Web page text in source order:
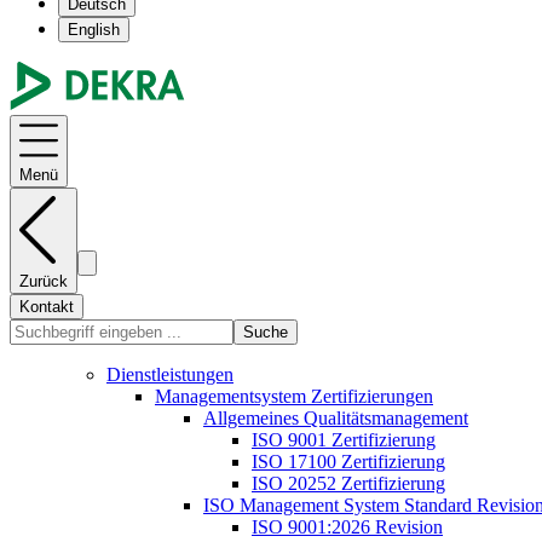
Deutsch
English
Menü
Zurück
Kontakt
Suche
Dienstleistungen
Managementsystem Zertifizierungen
Allgemeines Qualitätsmanagement
ISO 9001 Zertifizierung
ISO 17100 Zertifizierung
ISO 20252 Zertifizierung
ISO Management System Standard
ISO 9001:2026 Revision